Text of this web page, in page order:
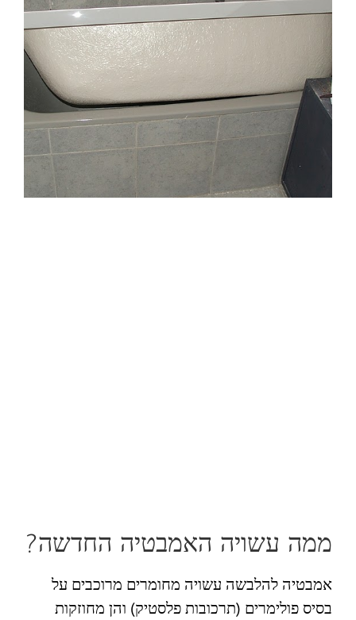
ממה עשויה האמבטיה החדשה?
אמבטיה להלבשה עשויה מחומרים מרוכבים על
בסיס פולימרים (תרכובות פלסטיק) והן מחוזקות